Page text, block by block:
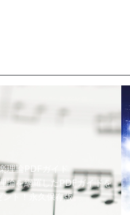
理論PDFガイド
論を網羅したPDFガイドを
ント！永久保存版。